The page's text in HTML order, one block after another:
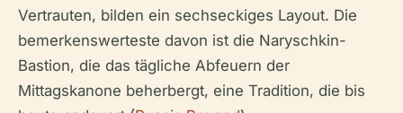
Vertrauten, bilden ein sechseckiges Layout. Die
bemerkenswerteste davon ist die Naryschkin-
Bastion, die das tägliche Abfeuern der
Mittagskanone beherbergt, eine Tradition, die bis